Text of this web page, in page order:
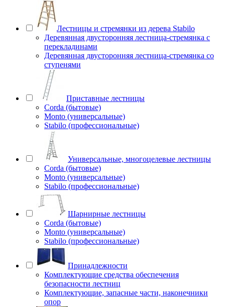
Лестницы и стремянки из дерева Stabilo
Деревянная двусторонняя лестница-стремянка с
перекладинами
Деревянная двусторонняя лестница-стремянка со
ступенями
Приставные лестницы
Corda (бытовые)
Monto (универсальные)
Stabilo (профессиональные)
Универсальные, многоцелевые лестницы
Corda (бытовые)
Monto (универсальные)
Stabilo (профессиональные)
Шарнирные лестницы
Corda (бытовые)
Monto (универсальные)
Stabilo (профессиональные)
Принадлежности
Комплектующие средства обеспечения
безопасности лестниц
Комплектующие, запасные части, наконечники
опор